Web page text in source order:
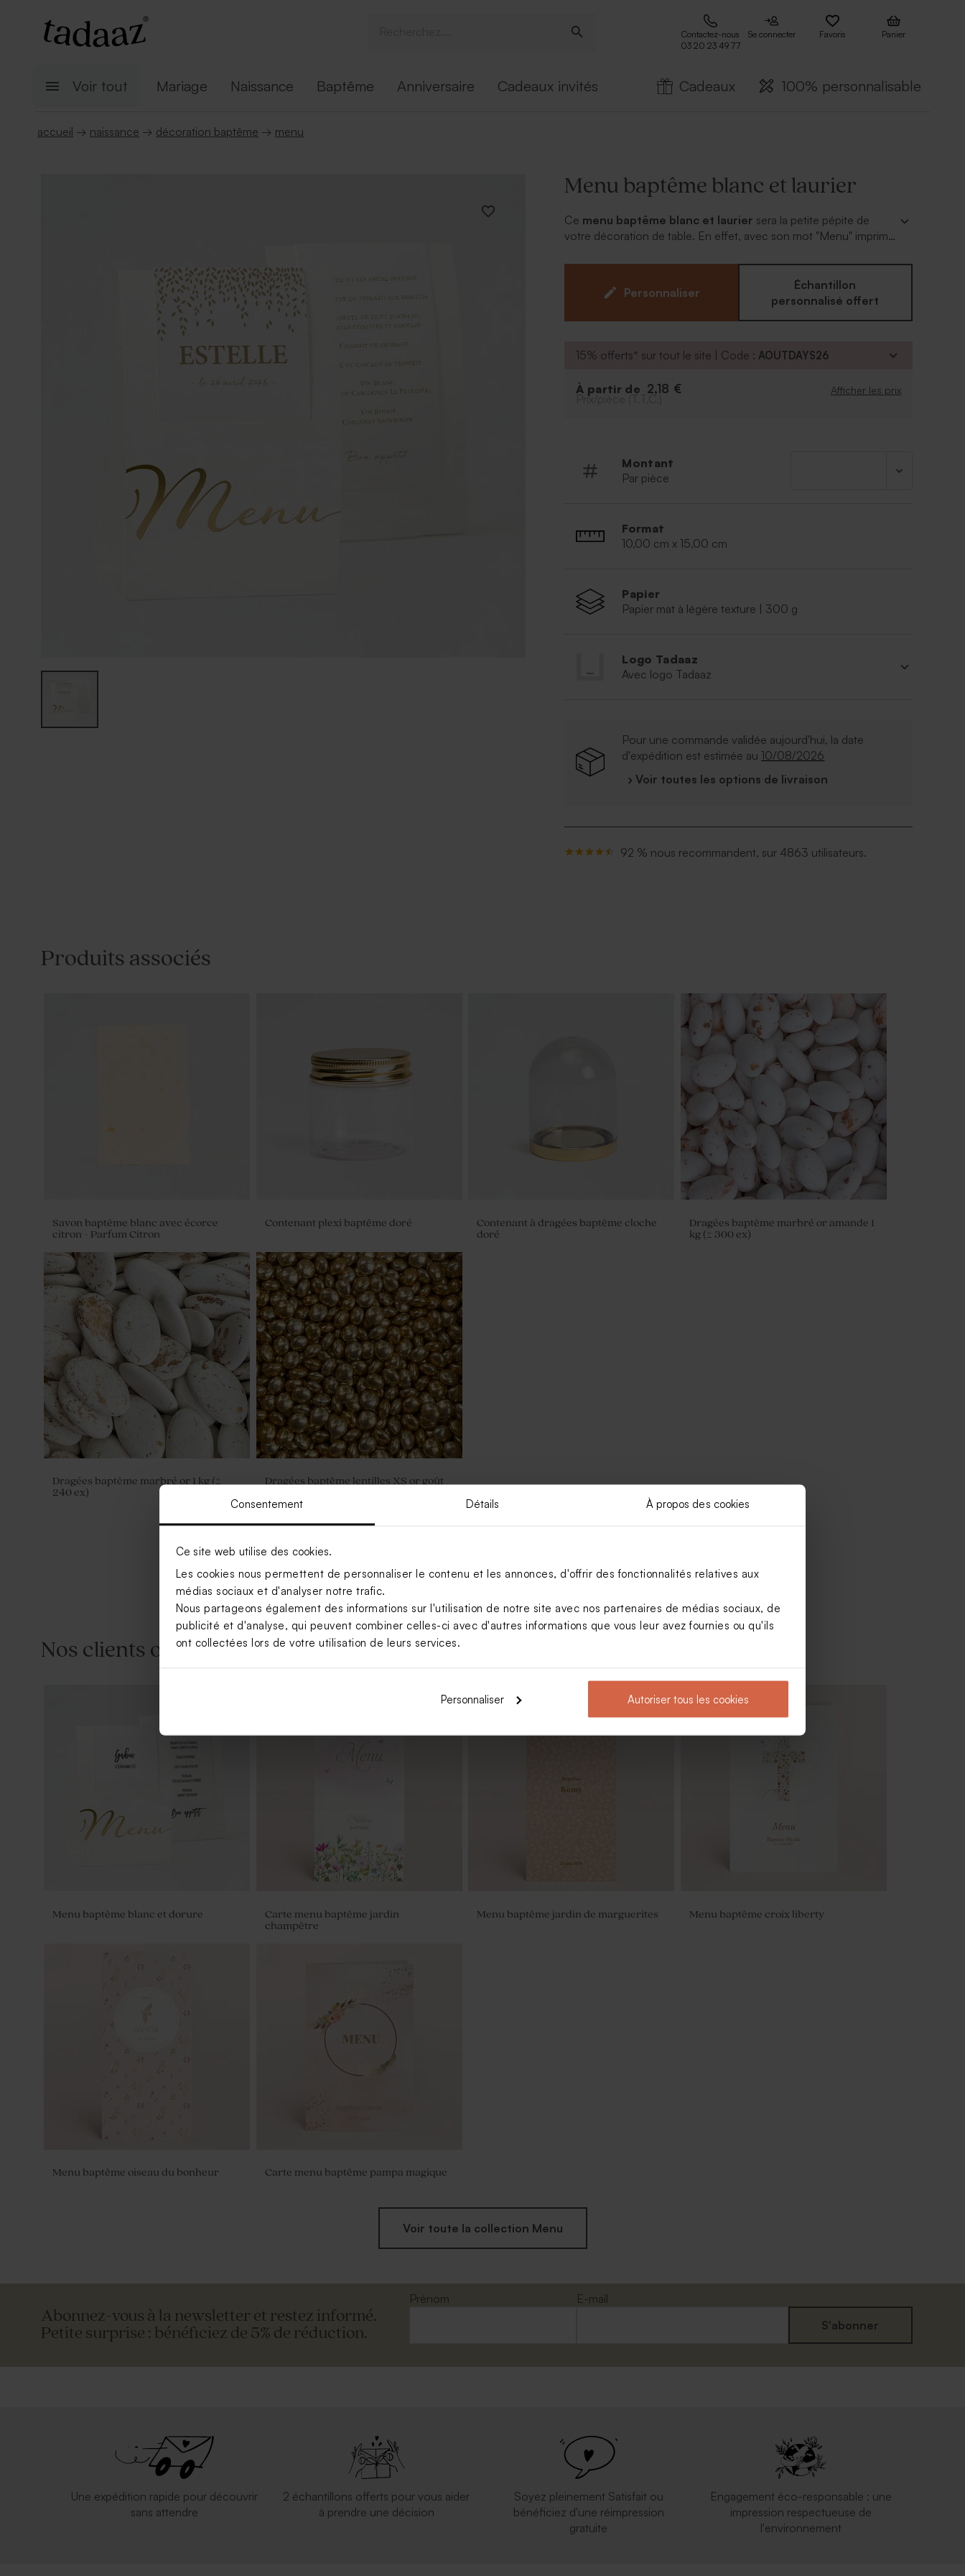
Consentement Détails À propos des cookies
Ce site web utilise des cookies.
Les cookies nous permettent de personnaliser le contenu et les annonces, d'offrir des fonctionnalités relatives aux
médias sociaux et d'analyser notre trafic.
Nous partageons également des informations sur l'utilisation de notre site avec nos partenaires de médias sociaux, de
publicité et d'analyse, qui peuvent combiner celles-ci avec d'autres informations que vous leur avez fournies ou qu'ils
ont collectées lors de votre utilisation de leurs services.
Personnaliser Autoriser tous les cookies
Contactez-nous
03 20 23 49 77
Se connecter Favoris Panier
Voir tout Mariage Naissance Baptême Anniversaire Cadeaux invités Cadeaux 100% personnalisable
accueil → naissance → décoration baptême → menu
Menu baptême blanc et laurier
Ce menu baptême blanc et laurier sera la petite pépite de
votre décoration de table. En effet, avec son mot "Menu" imprimé
délicatement sur votre table de fête pour annoncer le plat servi, il
se personnalise sur la base blanche avec les polices et couleur
d'impression de votre choix.
Personnaliser
Échantillon
personnalisé offert
15% offerts* sur tout le site | Code :AOUTDAYS26
À partir de 2,18 € Afficher les prix
Prix/pièce (T.T.C.)
Montant
Par pièce
Format
10,00 cm x 15,00 cm
Papier
Papier mat à légère texture | 300 g
Logo Tadaaz
Avec logo Tadaaz
Pour une commande validée aujourd'hui, la date
d'expédition est estimée au 10/08/2026
› Voir toutes les options de livraison
92 % nous recommandent, sur 4863 utilisateurs.
Produits associés
Savon baptême blanc avec écorce
citron - Parfum Citron
Contenant plexi baptême doré
Contenant à dragées baptême cloche
doré
Dragées baptême marbré or amande 1
kg (± 300 ex)
Dragées baptême marbré or 1 kg (±
240 ex)
Dragées baptême lentilles XS or goût
Dragées baptême lentille blanches et
or 1 kg (± 1120 ex)
Dragées jaune velours baptême 1 kg (±
Fiole plexi baptême doré Sucette baptême blanche et dorée
Nos clients ont aussi aimé...
Menu baptême blanc et dorure
Carte menu baptême jardin
champêtre
Menu baptême jardin de marguerites Menu baptême croix liberty
Menu baptême oiseau du bonheur Carte menu baptême pampa magique
Voir toute la collection Menu
Abonnez-vous à la newsletter et restez informé.
Petite surprise : bénéficiez de 5% de réduction.
Prénom
E-mail
S'abonner
Une expédition rapide pour découvrir
sans attendre
2 échantillons offerts pour vous aider
à prendre une décision
Soyez pleinement Satisfait ou
bénéficiez d'une réimpression
gratuite
Engagement éco-responsable : une
impression respectueuse de
l'environnement